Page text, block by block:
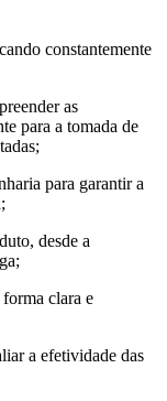
constantemente
as
para a tomada de
para garantir a
desde a
clara e
a efetividade das